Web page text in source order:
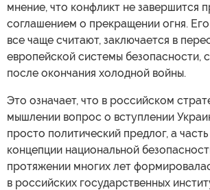
мнение, что конфликт не завершится
соглашением о прекращении огня. Его
все чаще считают, заключается в
европейской системы безопасности,
после окончания холодной войны.
Это означает, что в российском
мышлении вопрос о вступлении
просто политический предлог, а
концепции национальной
протяжении многих лет
в российских государственных